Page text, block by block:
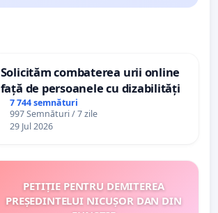
Solicităm combaterea urii online
față de persoanele cu dizabilități
7 744 semnături
997 Semnături / 7 zile
29 Jul 2026
PETIȚIE PENTRU DEMITEREA
PREȘEDINTELUI NICUȘOR DAN DIN